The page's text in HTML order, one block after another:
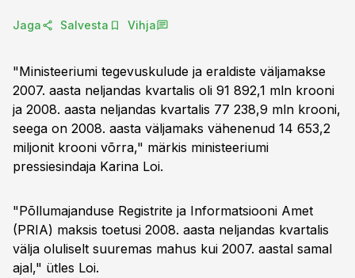
Jaga Salvesta Vihja
"Ministeeriumi tegevuskulude ja eraldiste väljamakse
2007. aasta neljandas kvartalis oli 91 892,1 mln krooni
ja 2008. aasta neljandas kvartalis 77 238,9 mln krooni,
seega on 2008. aasta väljamaks vähenenud 14 653,2
miljonit krooni võrra," märkis ministeeriumi
pressiesindaja Karina Loi.
"Põllumajanduse Registrite ja Informatsiooni Amet
(PRIA) maksis toetusi 2008. aasta neljandas kvartalis
välja oluliselt suuremas mahus kui 2007. aastal samal
ajal," ütles Loi.